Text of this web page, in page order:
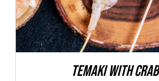
Temaki With Crab